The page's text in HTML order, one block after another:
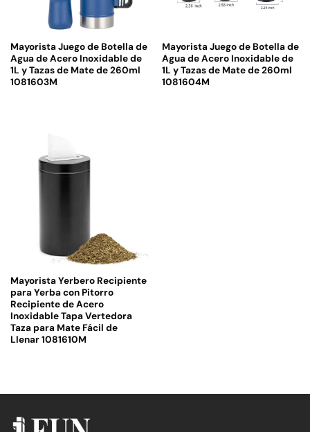
Mayorista Juego de Botella de
Agua de Acero Inoxidable de
1L y Tazas de Mate de 260ml
1081603M
Mayorista Juego de Botella de
Agua de Acero Inoxidable de
1L y Tazas de Mate de 260ml
1081604M
Mayorista Yerbero Recipiente
para Yerba con Pitorro
Recipiente de Acero
Inoxidable Tapa Vertedora
Taza para Mate Fácil de
Llenar 1081610M